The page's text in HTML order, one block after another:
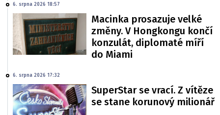
6. srpna 2026 18:57
Macinka prosazuje velké
změny. V Hongkongu končí
konzulát, diplomaté míří
do Miami
6. srpna 2026 17:32
SuperStar se vrací. Z vítěze
se stane korunový milionář